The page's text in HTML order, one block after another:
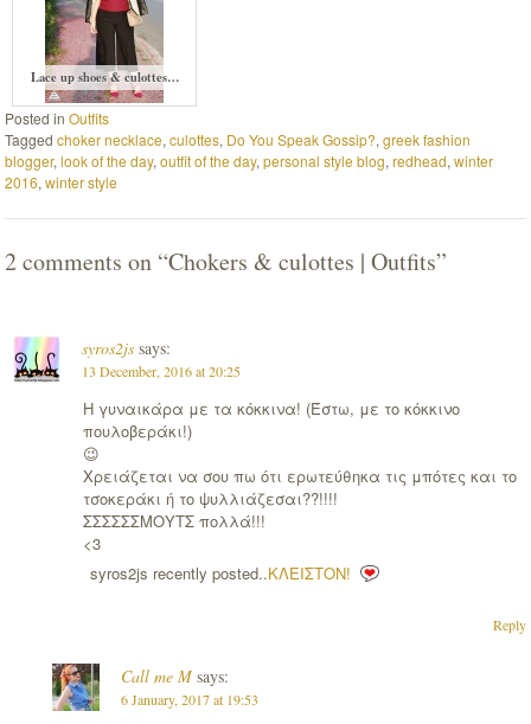
Lace up shoes & culottes…
Posted inOutfits
Taggedchoker necklace,culottes, Do You Speak Gossip?,greek fashion
blogger,look of the day,outfit of the day,personal style blog,redhead,winter
2016,winter style
2 comments on “Chokers & culottes | Outfits”
syros2js says:
13 December, 2016 at 20:25
Η γυναικάρα με τα κόκκινα! (Έστω, με το κόκκινο
πουλοβεράκι!)
😉
Χρειάζεται να σου πω ότι ερωτεύθηκα τις μπότες και το
τσοκεράκι ή το ψυλλιάζεσαι??!!!!
ΣΣΣΣΣΣΜΟΥΤΣ πολλά!!!
<3
syros2js recently posted..ΚΛΕΙΣΤΟΝ!
Reply
Call me M says:
6 January, 2017 at 19:53